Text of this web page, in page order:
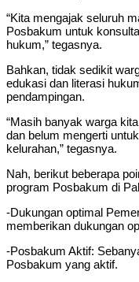
“Kita mengajak seluruh
Posbakum untuk
hukum,” tegasnya.
Bahkan, tidak sedikit
edukasi dan literasi
pendampingan.
“Masih banyak warga
dan belum mengerti
kelurahan,” tegasnya.
Nah, berikut beberapa
program Posbakum di
-Dukungan optimal
memberikan dukungan
-Posbakum Aktif:
Posbakum yang aktif.